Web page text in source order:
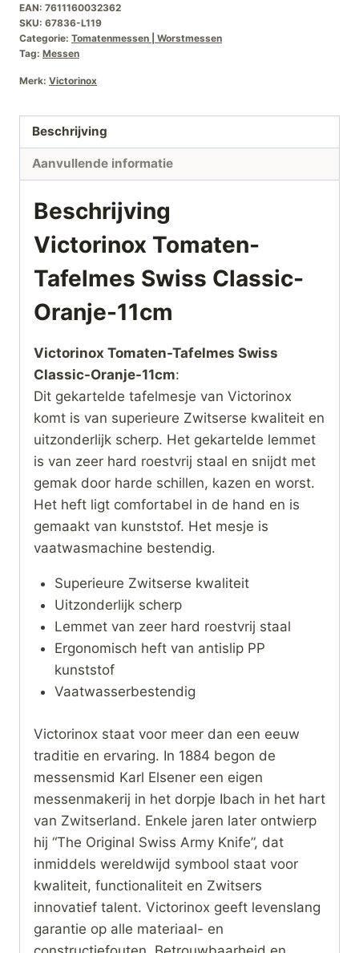
Swiss
Classic-
Oranje-
11cm
EAN: 7611160032362
SKU: 67836-L119
Categorie: Tomatenmessen | Worstmessen
Tag: Messen
Merk: Victorinox
Beschrijving
Aanvullende informatie
Beschrijving
Victorinox Tomaten-
Tafelmes Swiss Classic-
Oranje-11cm
Victorinox Tomaten-Tafelmes Swiss
Classic-Oranje-11cm:
Dit gekartelde tafelmesje van Victorinox
komt is van superieure Zwitserse kwaliteit en
uitzonderlijk scherp. Het gekartelde lemmet
is van zeer hard roestvrij staal en snijdt met
gemak door harde schillen, kazen en worst.
Het heft ligt comfortabel in de hand en is
gemaakt van kunststof. Het mesje is
vaatwasmachine bestendig.
Superieure Zwitserse kwaliteit
Uitzonderlijk scherp
Lemmet van zeer hard roestvrij staal
Ergonomisch heft van antislip PP
kunststof
Vaatwasserbestendig
Victorinox staat voor meer dan een eeuw
traditie en ervaring. In 1884 begon de
messensmid Karl Elsener een eigen
messenmakerij in het dorpje Ibach in het hart
van Zwitserland. Enkele jaren later ontwierp
hij “The Original Swiss Army Knife”, dat
inmiddels wereldwijd symbool staat voor
kwaliteit, functionaliteit en Zwitsers
innovatief talent. Victorinox geeft levenslang
garantie op alle materiaal- en